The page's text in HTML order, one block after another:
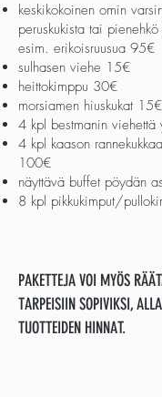
keskikokoinen omin
peruskukista tai
esim. erikoisruusua 95€
sulhasen viehe 15€
heittokimppu 30€
morsiamen hiuskukat 15€
4 kpl bestmanin
4 kpl kaason
100€
näyttävä buffet pöydän
8 kpl pikkukimput/
PAKETTEJA VOI MYÖS
TARPEISIIN SOPIVIKSI,
TUOTTEIDEN HINNAT.